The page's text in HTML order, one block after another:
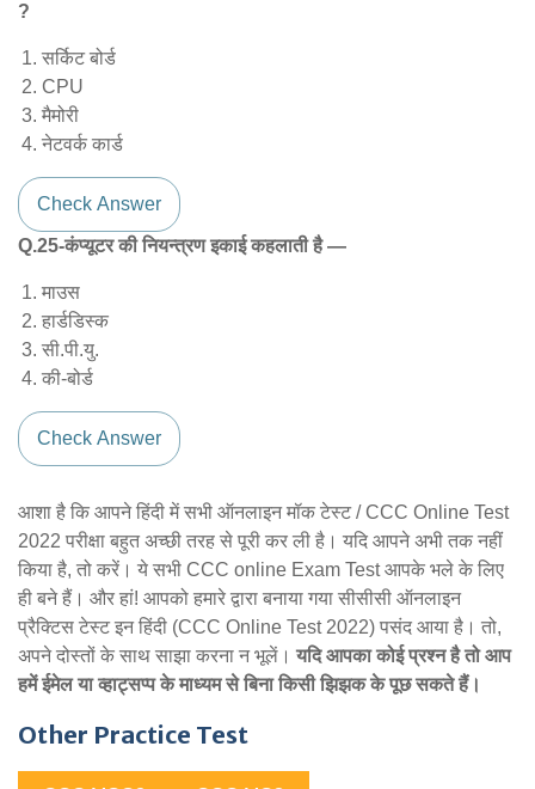
?
सर्किट बोर्ड
CPU
मैमोरी
नेटवर्क कार्ड
Check Answer
Q.25-कंप्यूटर की नियन्त्रण इकाई कहलाती है —
माउस
हार्डडिस्क
सी.पी.यु.
की-बोर्ड
Check Answer
आशा है कि आपने हिंदी में सभी ऑनलाइन मॉक टेस्ट / CCC Online Test
2022 परीक्षा बहुत अच्छी तरह से पूरी कर ली है। यदि आपने अभी तक नहीं
किया है, तो करें। ये सभी CCC online Exam Test आपके भले के लिए
ही बने हैं। और हां! आपको हमारे द्वारा बनाया गया सीसीसी ऑनलाइन
प्रैक्टिस टेस्ट इन हिंदी (CCC Online Test 2022) पसंद आया है। तो,
अपने दोस्तों के साथ साझा करना न भूलें।यदि आपका कोई प्रश्न है तो आप
हमें ईमेल या व्हाट्सप्प के माध्यम से बिना किसी झिझक के पूछ सकते हैं।
Other Practice Test